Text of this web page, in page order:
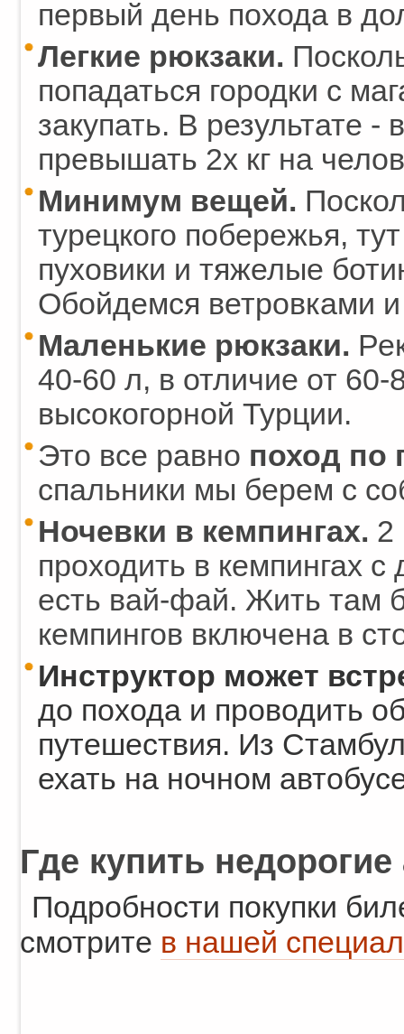
первый день похода в
Легкие рюкзаки.
попадаться городки с
закупать. В результате
превышать 2х кг на
Минимум вещей.
турецкого побережья,
пуховики и тяжелые
Обойдемся ветровками
Маленькие рюкзаки.
40-60 л, в отличие от 60-
высокогорной Турции.
Это все равно поход по
спальники мы берем с
Ночевки в кемпингах. 2
проходить в кемпингах
есть вай-фай. Жить там
кемпингов включена в
Инструктор может
до похода и проводить
путешествия. Из
ехать на ночном
Где купить
Подробности покупки
смотрите в нашей